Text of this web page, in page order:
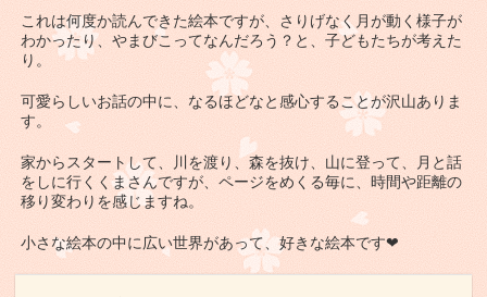
これは何度か読んできた絵本ですが、さりげなく月が動く様子が
わかったり、やまびこってなんだろう？と、子どもたちが考えた
り。
可愛らしいお話の中に、なるほどなと感心することが沢山ありま
す。
家からスタートして、川を渡り、森を抜け、山に登って、月と話
をしに行くくまさんですが、ページをめくる毎に、時間や距離の
移り変わりを感じますね。
小さな絵本の中に広い世界があって、好きな絵本です❤